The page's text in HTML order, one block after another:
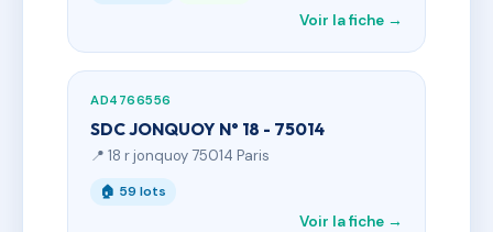
Voir la fiche →
AD4766556
SDC JONQUOY N° 18 - 75014
📍 18 r jonquoy 75014 Paris
🏠 59 lots
Voir la fiche →